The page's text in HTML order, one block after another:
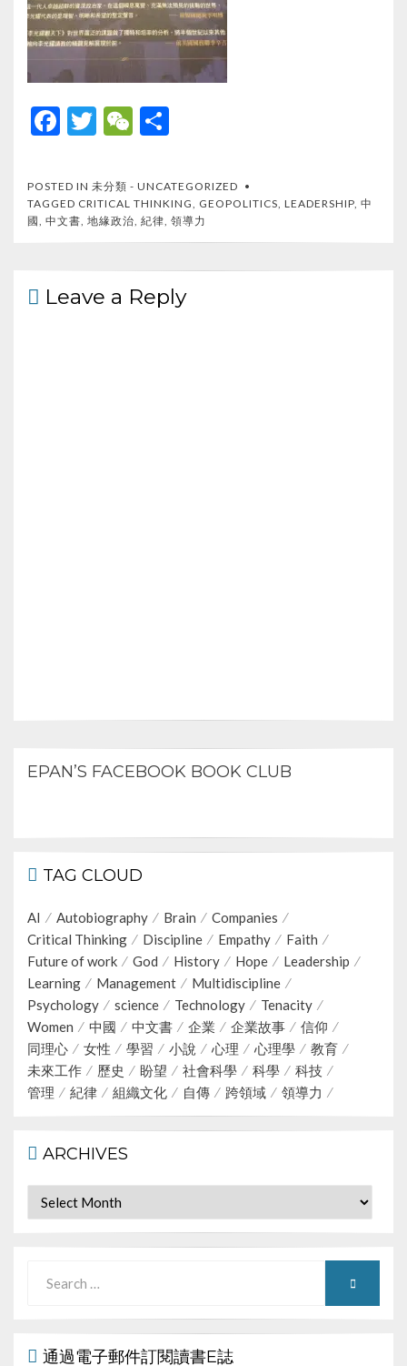
F
e
b
o
k
T
itt
er
W
C
h
at
ar
e
POSTED IN 未分類 - UNCATEGORIZED
TAGGED CRITICAL THINKING, GEOPOLITICS, LEADERSHIP, 中
國, 中文書, 地緣政治, 紀律, 領導力
Leave a Reply
EPAN’S FACEBOOK BOOK CLUB
TAG CLOUD
AI Autobiography Brain
Companies
Critical Thinking
Discipline Empathy
Faith
Future of work
God History Hope
Leadership
Learning
Management
Multidiscipline
Psychology
science Technology
Tenacity
Women
中國 中文書 企業 企業故事
信仰
同理心
女性 學習 小說 心理 心理學
教育
未來工作
歷史 盼望 社會科學 科學
科技
管理
紀律 組織文化 自傳 跨領域 領導力
ARCHIVES
Archives
for:
SEARCH
通過電子郵件訂閱讀書E誌